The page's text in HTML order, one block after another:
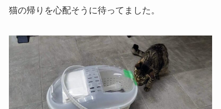
猫の帰りを心配そうに待ってました。